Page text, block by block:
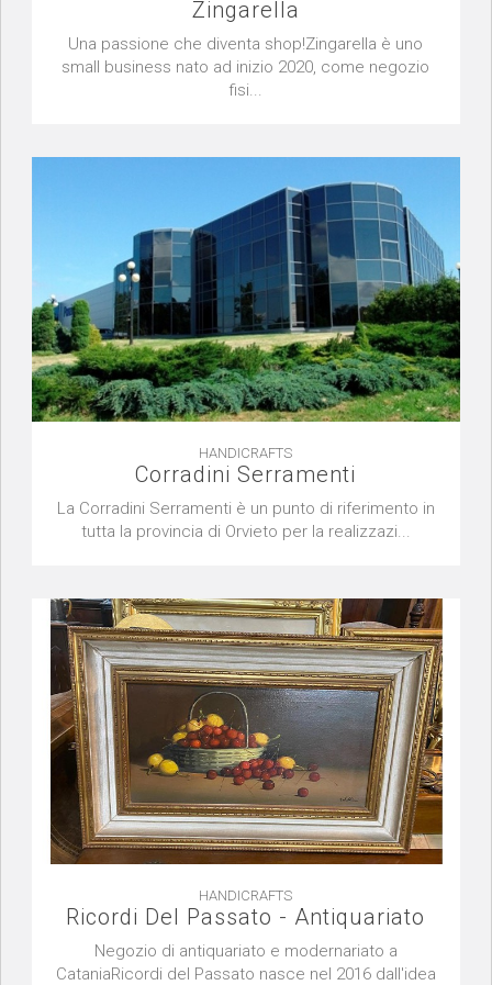
Zingarella
Una passione che diventa shop!Zingarella è uno
small business nato ad inizio 2020, come negozio
fisi...
HANDICRAFTS
Corradini Serramenti
La Corradini Serramenti è un punto di riferimento in
tutta la provincia di Orvieto per la realizzazi...
HANDICRAFTS
Ricordi Del Passato - Antiquariato
Negozio di antiquariato e modernariato a
CataniaRicordi del Passato nasce nel 2016 dall'idea